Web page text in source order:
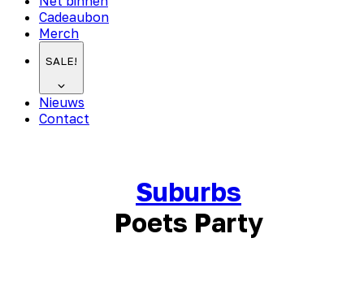
Cadeaubon
Merch
SALE!
Nieuws
Contact
Suburbs
Poets Party